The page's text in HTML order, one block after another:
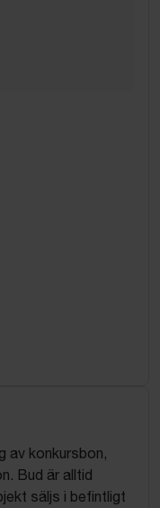
av konkursbon,
Bud är alltid
säljs i befintligt